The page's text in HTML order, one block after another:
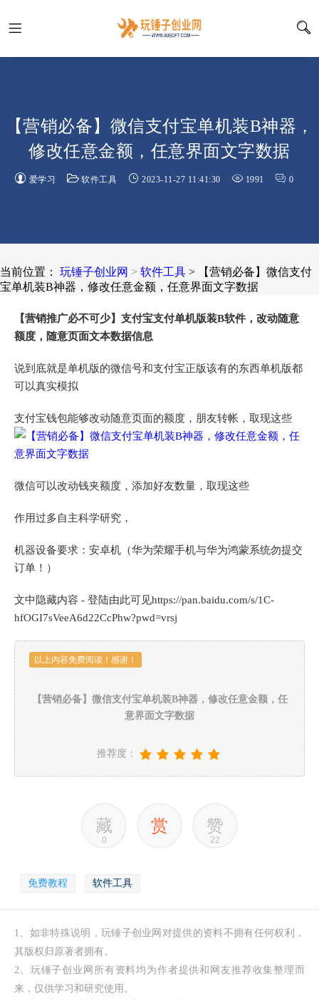
【营销必备】微信支付宝单机装B神器，
修改任意金额，任意界面文字数据
爱学习 软件工具 2023-11-27 11:41:30 1991 0
当前位置： 玩锤子创业网 > 软件工具 > 【营销必备】微信支付
宝单机装B神器，修改任意金额，任意界面文字数据
【营销推广必不可少】支付宝支付单机版装B软件，改动随意
额度，随意页面文本数据信息
说到底就是单机版的微信号和支付宝正版该有的东西单机版都
可以真实模拟
支付宝钱包能够改动随意页面的额度，朋友转帐，取现这些
微信可以改动钱夹额度，添加好友数量，取现这些
作用过多自主科学研究，
机器设备要求：安卓机（华为荣耀手机与华为鸿蒙系统勿提交
订单！）
文中隐藏内容 - 登陆由此可见https://pan.baidu.com/s/1C-
hfOGI7sVeeA6d22CcPhw?pwd=vrsj
以上内容免费阅读！感谢！
【营销必备】微信支付宝单机装B神器，修改任意金额，任
意界面文字数据
推荐度：
藏
0
赏 赞
22
免费教程 软件工具
1、如非特殊说明，玩锤子创业网对提供的资料不拥有任何权利，
其版权归原著者拥有。
2、玩锤子创业网所有资料均为作者提供和网友推荐收集整理而
来，仅供学习和研究使用。